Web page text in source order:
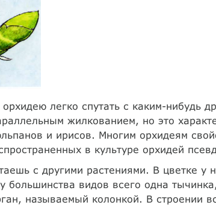
легко спутать с каким-нибудь
жилкованием, но это
и ирисов. Многим орхидеям
в культуре орхидей
с другими растениями. В цветке у
видов всего одна
называемый колонкой. В строении